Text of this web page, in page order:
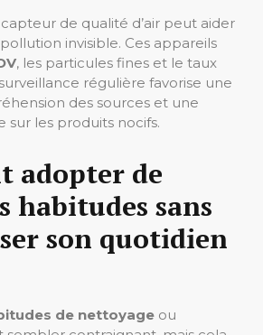
de qualité d’air peut aider
invisible. Ces appareils
, les particules fines et le taux
régulière favorise une
des sources et une
sur les produits nocifs.
adopter de
habitudes sans
son quotidien
de nettoyage ou